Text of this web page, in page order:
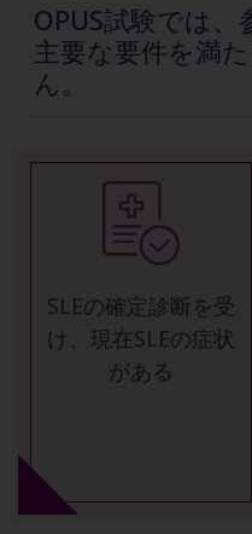
OPUS試験では
主要な要件を満
ん。
SLEの確定診断を受
け、現在SLEの症状
がある